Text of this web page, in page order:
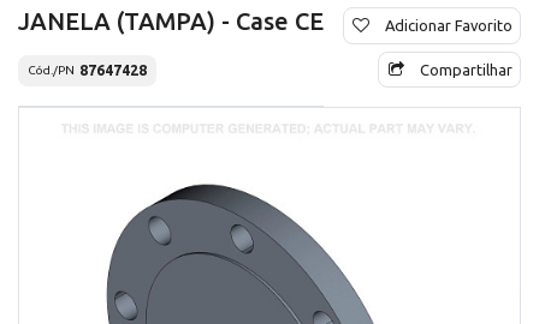
JANELA (TAMPA) - Case CE
Cód./PN 87647428
Adicionar Favorito
Compartilhar